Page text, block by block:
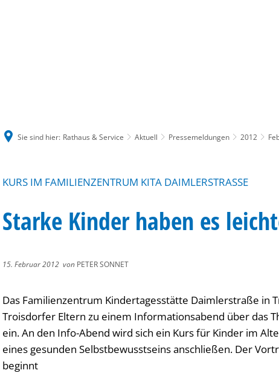
Sie sind hier: Rathaus & Service Aktuell Pressemeldungen 2012
KURS IM FAMILIENZENTRUM KITA DAIMLERSTRASSE
Starke Kinder haben es
15. Februar 2012 von PETER SONNET
Das Familienzentrum Kindertagesstätte Daimlerstraße in
Troisdorfer Eltern zu einem Informationsabend über das
ein. An den Info-Abend wird sich ein Kurs für Kinder im
eines gesunden Selbstbewusstseins anschließen. Der
beginnt